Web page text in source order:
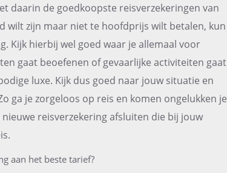
daarin de goedkoopste reisverzekeringen van
wilt zijn maar niet te hoofdprijs wilt betalen, kun
Kijk hierbij wel goed waar je allemaal voor
gaat beoefenen of gevaarlijke activiteiten gaat
luxe. Kijk dus goed naar jouw situatie en
ga je zorgeloos op reis en komen ongelukken je
reisverzekering afsluiten die bij jouw
aan het beste tarief?